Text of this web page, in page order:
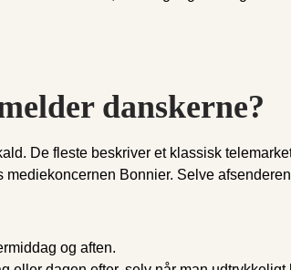
danskerne?
De fleste beskriver et klassisk
Bonnier. Selve
og aften.